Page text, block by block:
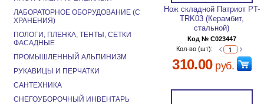
Нож складной Патриот PT-
TRK03 (Керамбит,
стальной)
Код № C023447
Кол-во (шт):
310.00руб.
ЛАБОРАТОРНОЕ ОБОРУДОВАНИЕ (С
ХРАНЕНИЯ)
ПОЛОГИ, ПЛЕНКА, ТЕНТЫ, СЕТКИ
ФАСАДНЫЕ
ПРОМЫШЛЕННЫЙ АЛЬПИНИЗМ
РУКАВИЦЫ И ПЕРЧАТКИ
САНТЕХНИКА
СНЕГОУБОРОЧНЫЙ ИНВЕНТАРЬ